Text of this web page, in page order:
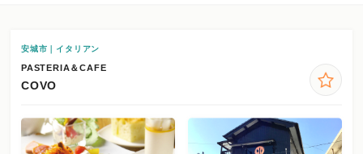
安城市｜イタリアン
PASTERIA＆CAFE
COVO